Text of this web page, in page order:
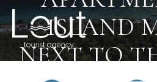
ISLAND
NEXT TO